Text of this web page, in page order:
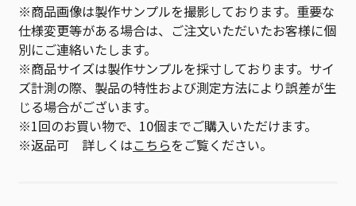
※商品画像は製作サンプルを撮影しております。重要な
仕様変更等がある場合は、ご注文いただいたお客様に個
別にご連絡いたします。
※商品サイズは製作サンプルを採寸しております。サイ
ズ計測の際、製品の特性および測定方法により誤差が生
じる場合がございます。
※1回のお買い物で、10個までご購入いただけます。
※返品可 詳しくはこちらをご覧ください。